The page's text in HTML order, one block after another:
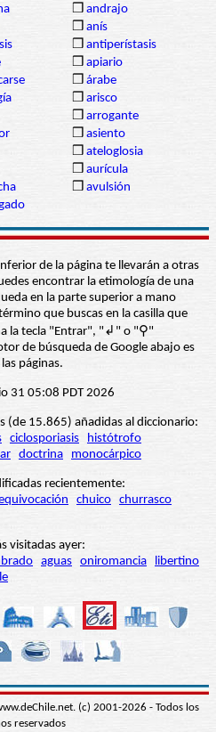
❒ andrajo
❒ anís
❒ antiperístasis
❒ apiario
❒ árabe
❒ arisco
❒ arrogante
❒ asiento
❒ ateloglosia
❒ aurícula
❒ avulsión
de la página te llevarán a otras
encontrar la etimología de una
en la parte superior a mano
que buscas en la casilla que
la tecla "Entrar", "↲" o "⚲"
de búsqueda de Google abajo es
páginas.
31 05:08 PDT 2026
(de 15.865) añadidas al diccionario:
ciclosporiasis
histótrofo
doctrina monocárpico
recientemente:
chuico churrasco
visitadas ayer:
aguas oniromancia
libertino
(c) 2001-2026 - Todos los
reservados